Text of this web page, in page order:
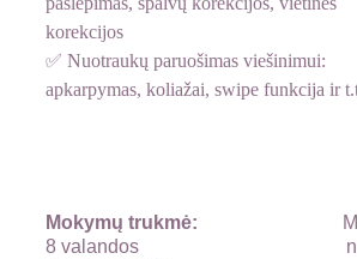
korekcijos
✅ Nuotraukų paruošimas viešinimui:
apkarpymas, koliažai, swipe funkcija ir
Mokymų trukmė:
8 valandos